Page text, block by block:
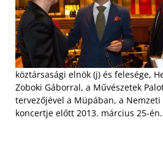
köztársasági elnök (j) és felesége,
Zoboki Gáborral, a Művészetek
tervezőjével a Müpában, a
koncertje előtt 2013. március 25-